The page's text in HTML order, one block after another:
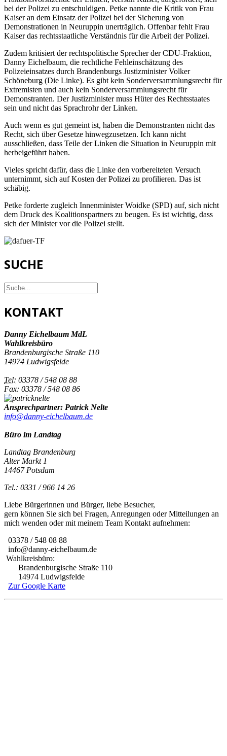
bei der Polizei zu entschuldigen. Petke nannte die Kritik von Frau
Kaiser an dem Einsatz der Polizei bei der Sicherung von
Demonstrationen in Neuruppin unerträglich. Offenbar fehlt Frau
Kaiser das rechtsstaatliche Verständnis für die Arbeit der Polizei.
Zudem kritisiert der rechtspolitische Sprecher der CDU-Fraktion,
Danny Eichelbaum, die rechtliche Fehleinschätzung des
Polizeieinsatzes durch Brandenburgs Justizminister Volker
Schöneburg (Die Linke). Es gibt kein Sonderversammlungsrecht für
Extremisten und auch kein Sonderversammlungsrecht für
Demonstranten. Der Justizminister muss Hüter des Rechtsstaates
sein und nicht das Sprachrohr der Linken.
Auch wenn es gut gemeint ist, haben die Demonstranten nicht das
Recht, sich über Gesetze hinwegzusetzen. Ich kann nicht
ausschließen, dass Teile der Linken die Situation in Neuruppin mit
herbeigeführt haben.
Vieles spricht dafür, dass die Linke den vorbereiteten Versuch
unternimmt, sich auf Kosten der Polizei zu profilieren. Das ist
schäbig.
Petke forderte zugleich Innenminister Woidke (SPD) auf, sich nicht
dem Druck des Koalitionspartners zu beugen. Es ist wichtig, dass
sich der Minister vor die Polizei stellt.
SUCHE
KONTAKT
Danny Eichelbaum MdL
Wahlkreisbüro
Brandenburgische Straße 110
14974 Ludwigsfelde
Tel: 03378 / 548 08 88
Fax: 03378 / 548 08 86
Ansprechpartner: Patrick Nelte
info@danny-eichelbaum.de
Büro im Landtag
Landtag Brandenburg
Alter Markt 1
14467 Potsdam
Tel.: 0331 / 966 14 26
Liebe Bürgerinnen und Bürger, liebe Besucher,
gern können Sie sich bei Fragen, Anregungen oder Mitteilungen an
mich wenden oder mit meinem Team Kontakt aufnehmen:
03378 / 548 08 88
info@danny-eichelbaum.de
Wahlkreisbüro:
Brandenburgische Straße 110
14974 Ludwigsfelde
Zur Google Karte